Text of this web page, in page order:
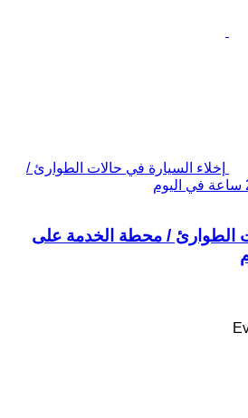
إخلاء السيارة في حالات الطوارئ /
الطوارئ / محطة الخدمة على